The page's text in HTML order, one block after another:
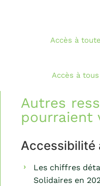
Accès à
Accès à
Autres
pourraient
Accessibilité
Les chiffres
Solidaires en